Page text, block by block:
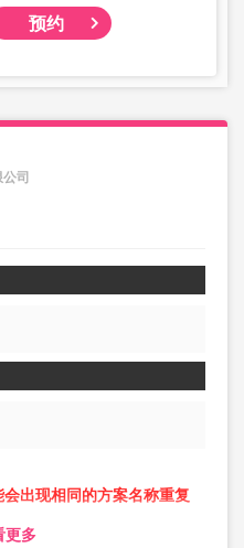
无法进行预约。
务。
预约
司
出现相同的方案名称重复
会发生错误。
更多